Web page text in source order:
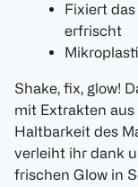
Fixiert
erfrischt
Shake, fix, glow!
mit Extrakten
Haltbarkeit des
verleiht ihr dank
frischen Glow in